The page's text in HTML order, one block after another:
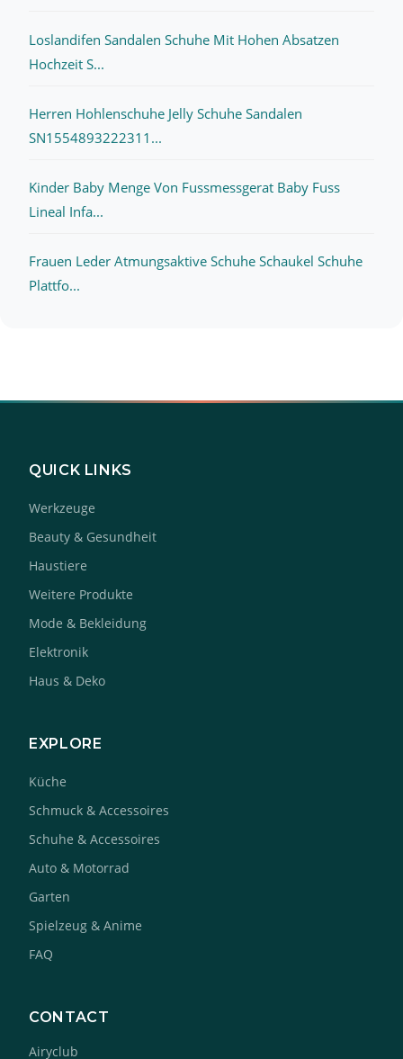
Loslandifen Sandalen Schuhe Mit Hohen Absatzen
Hochzeit S...
Herren Hohlenschuhe Jelly Schuhe Sandalen
SN1554893222311...
Kinder Baby Menge Von Fussmessgerat Baby Fuss
Lineal Infa...
Frauen Leder Atmungsaktive Schuhe Schaukel Schuhe
Plattfo...
QUICK LINKS
Werkzeuge
Beauty & Gesundheit
Haustiere
Weitere Produkte
Mode & Bekleidung
Elektronik
Haus & Deko
EXPLORE
Küche
Schmuck & Accessoires
Schuhe & Accessoires
Auto & Motorrad
Garten
Spielzeug & Anime
FAQ
CONTACT
Airyclub